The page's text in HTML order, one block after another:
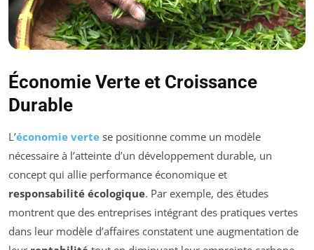
Économie Verte et Croissance
Durable
L’économie verte se positionne comme un modèle
nécessaire à l’atteinte d’un développement durable, un
concept qui allie performance économique et
responsabilité écologique. Par exemple, des études
montrent que des entreprises intégrant des pratiques vertes
dans leur modèle d’affaires constatent une augmentation de